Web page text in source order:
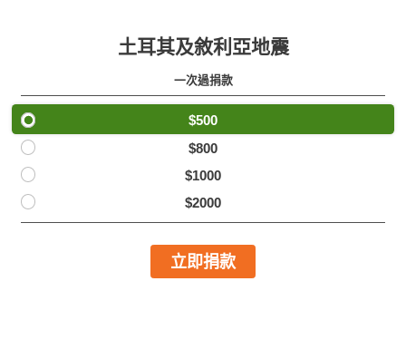
土耳其及敘利亞地震
一次過捐款
$500
$800
$1000
$2000
立即捐款